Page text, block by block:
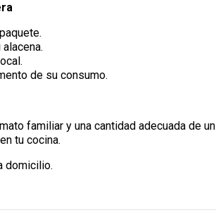
de su consumo.
familiar y una cantidad adecuada de
tu cocina.
domicilio.